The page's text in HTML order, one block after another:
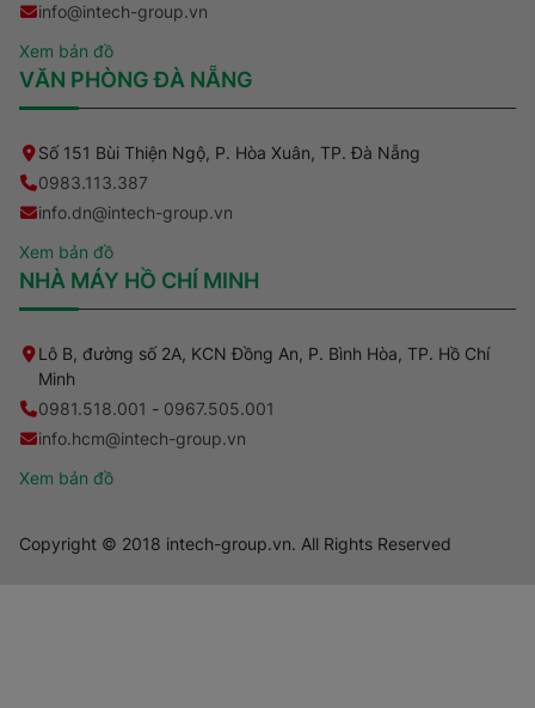
info@intech-group.vn
Xem bản đồ
VĂN PHÒNG ĐÀ NẴNG
Số 151 Bùi Thiện Ngộ, P. Hòa Xuân, TP. Đà Nẵng
0983.113.387
info.dn@intech-group.vn
Xem bản đồ
NHÀ MÁY HỒ CHÍ MINH
Lô B, đường số 2A, KCN Đồng An, P. Bình Hòa, TP. Hồ Chí
Minh
0981.518.001 - 0967.505.001
info.hcm@intech-group.vn
Xem bản đồ
Copyright © 2018 intech-group.vn. All Rights Reserved